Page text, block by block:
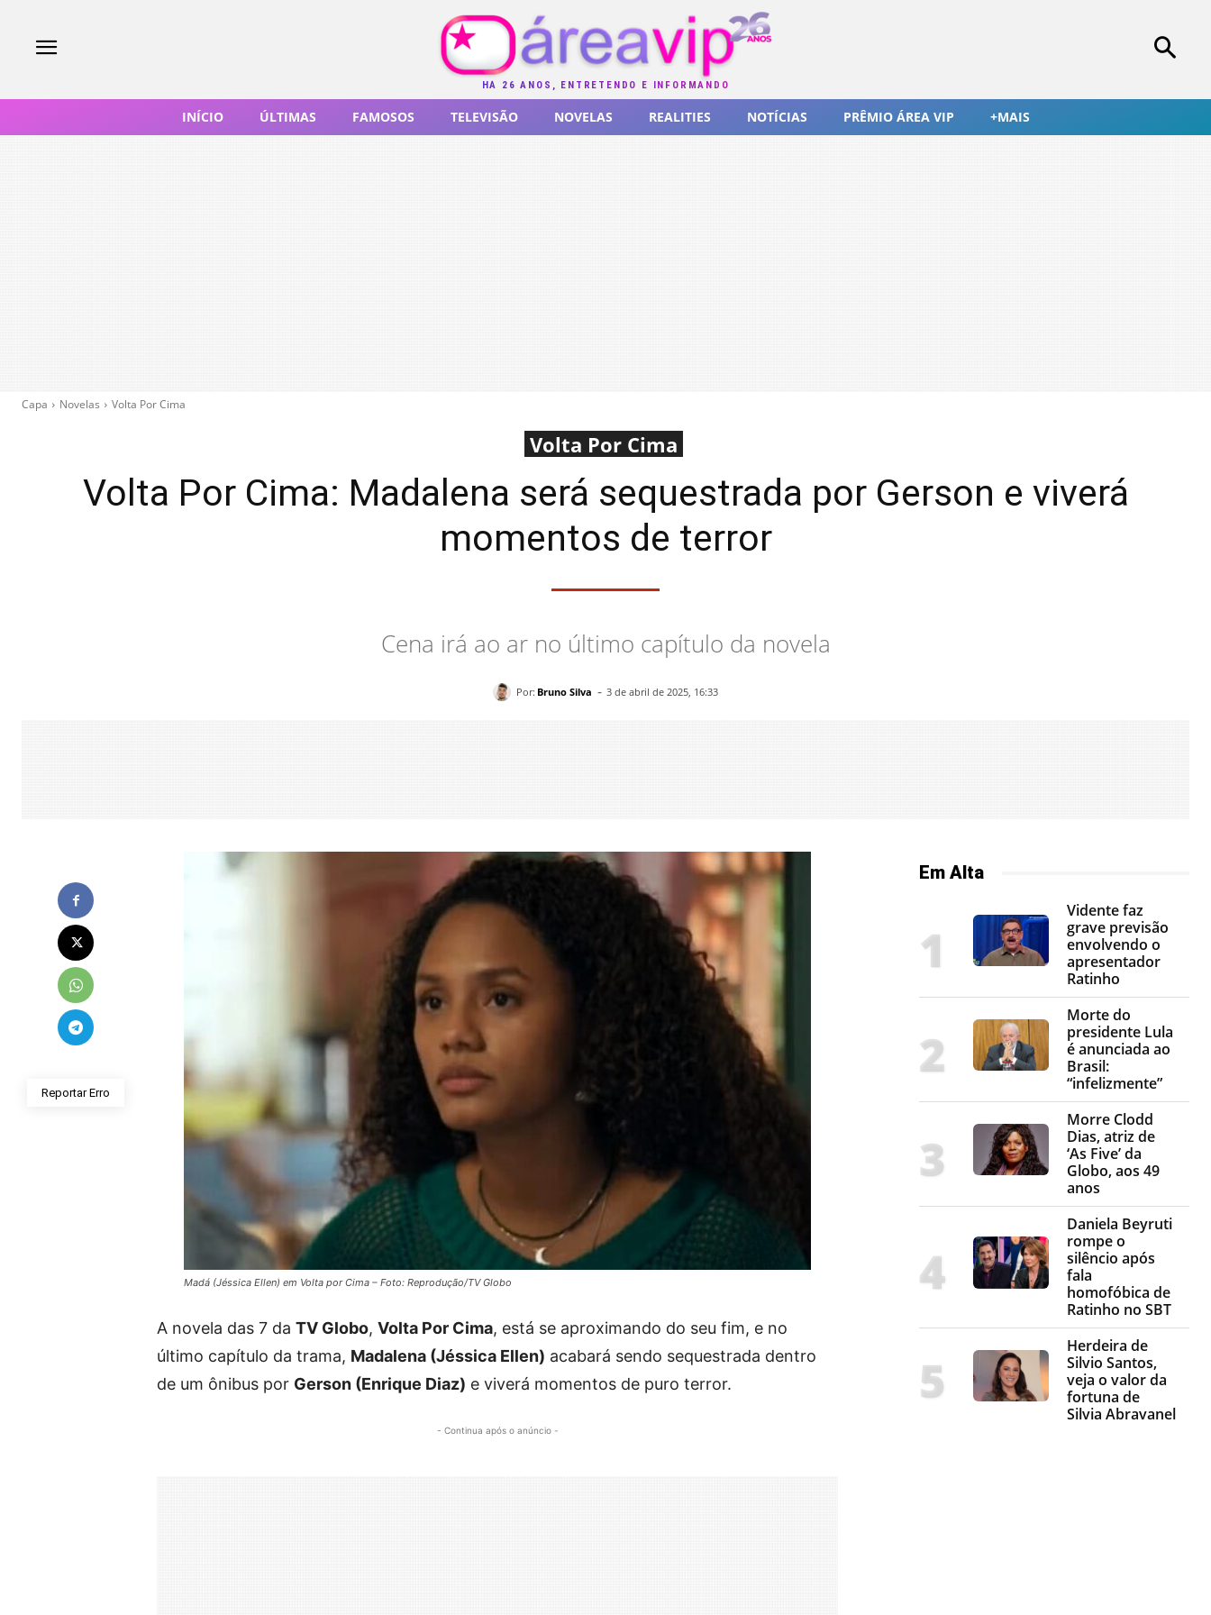
HÁ 26 ANOS, ENTRETENDO E INFORMANDO
INÍCIO ÚLTIMAS FAMOSOS TELEVISÃO NOVELAS REALITIES NOTÍCIAS PRÊMIO ÁREA VIP +MAIS
Capa Novelas Volta Por Cima
Volta Por Cima
Volta Por Cima: Madalena será sequestrada por Gerson e viverá
momentos de terror
Cena irá ao ar no último capítulo da novela
Por: Bruno Silva - 3 de abril de 2025, 16:33
Reportar Erro
Madá (Jéssica Ellen) em Volta por Cima – Foto: Reprodução/TV Globo
A novela das 7 da TV Globo, Volta Por Cima, está se aproximando do seu fim, e no
último capítulo da trama, Madalena (Jéssica Ellen) acabará sendo sequestrada dentro
de um ônibus por Gerson (Enrique Diaz) e viverá momentos de puro terror.
- Continua após o anúncio -
Em Alta
Vidente faz
grave previsão
envolvendo o
apresentador
Ratinho
Morte do
presidente Lula
é anunciada ao
Brasil:
“infelizmente”
Morre Clodd
Dias, atriz de
‘As Five’ da
Globo, aos 49
anos
Daniela Beyruti
rompe o
silêncio após
fala
homofóbica de
Ratinho no SBT
Herdeira de
Silvio Santos,
veja o valor da
fortuna de
Silvia Abravanel